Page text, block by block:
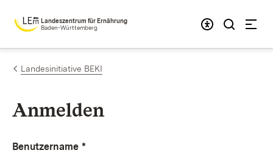
Zum Inhalt springen
Landeszentrum für Ernährung
Baden-Württemberg
Landesinitiative BEKI
Anmelden
Benutzername *